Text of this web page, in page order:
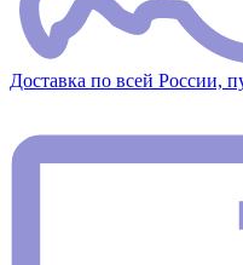
Доставка по всей России,